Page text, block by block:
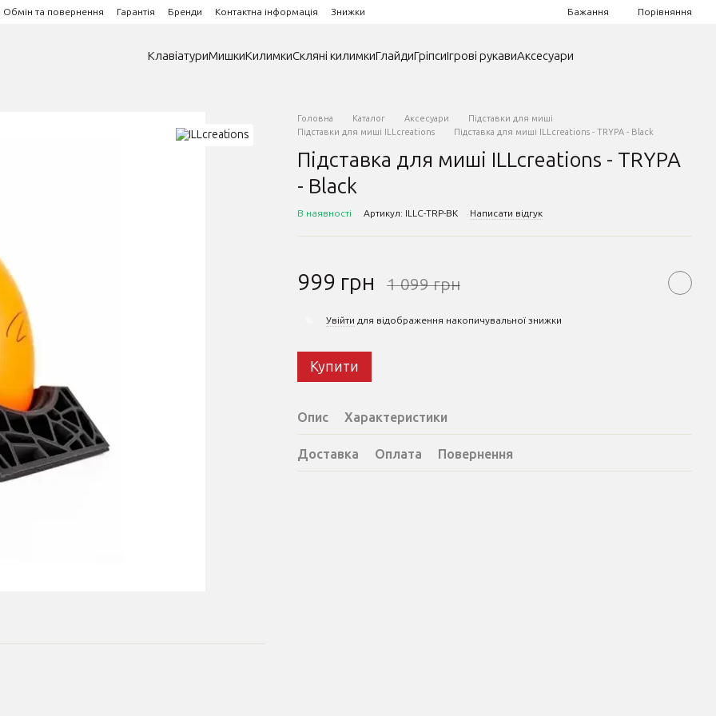
Обмін та повернення Гарантія Бренди Контактна інформація Знижки Бажання Порівняння
КлавіатуриМишкиКилимкиСкляні килимкиГлайдиГріпсиІгрові рукавиАксесуари
Головна Каталог Аксесуари
Підставки для миші
Підставки для миші ILLcreations
Підставка для миші ILLcreations - TRYPA - Black
Підставка для миші ILLcreations - TRYPA
- Black
В наявності Артикул: ILLC-TRP-BK Написати відгук
999 грн 1 099 грн
Увійти для відображення накопичувальної знижки
Купити
Опис Характеристики
Доставка Оплата Повернення